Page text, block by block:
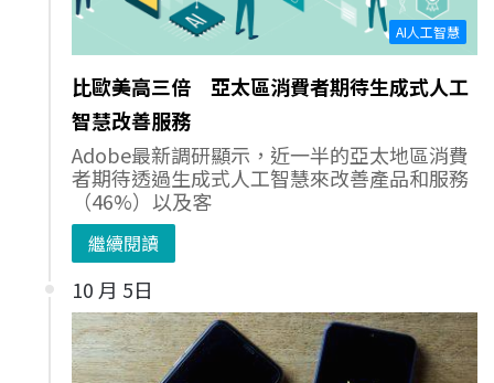
AI人工智慧
比歐美高三倍 亞太區消費者期待生成式人工
智慧改善服務
Adobe最新調研顯示，近一半的亞太地區消費
者期待透過生成式人工智慧來改善產品和服務
（46%）以及客
繼續閱讀
10 月 5日